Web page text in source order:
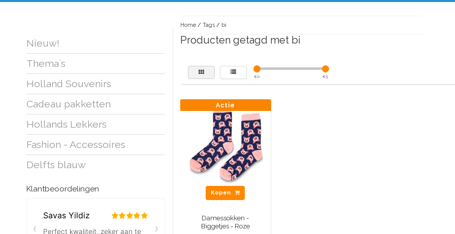
Nieuw!
Thema`s
Holland Souvenirs
Cadeau pakketten
Hollands Lekkers
Fashion - Accessoires
Delfts blauw
Klantbeoordelingen
Home/ Tags/ bi
Producten getagd met bi
€0 €5
Actie
Kopen
Damessokken -
Biggetjes - Roze